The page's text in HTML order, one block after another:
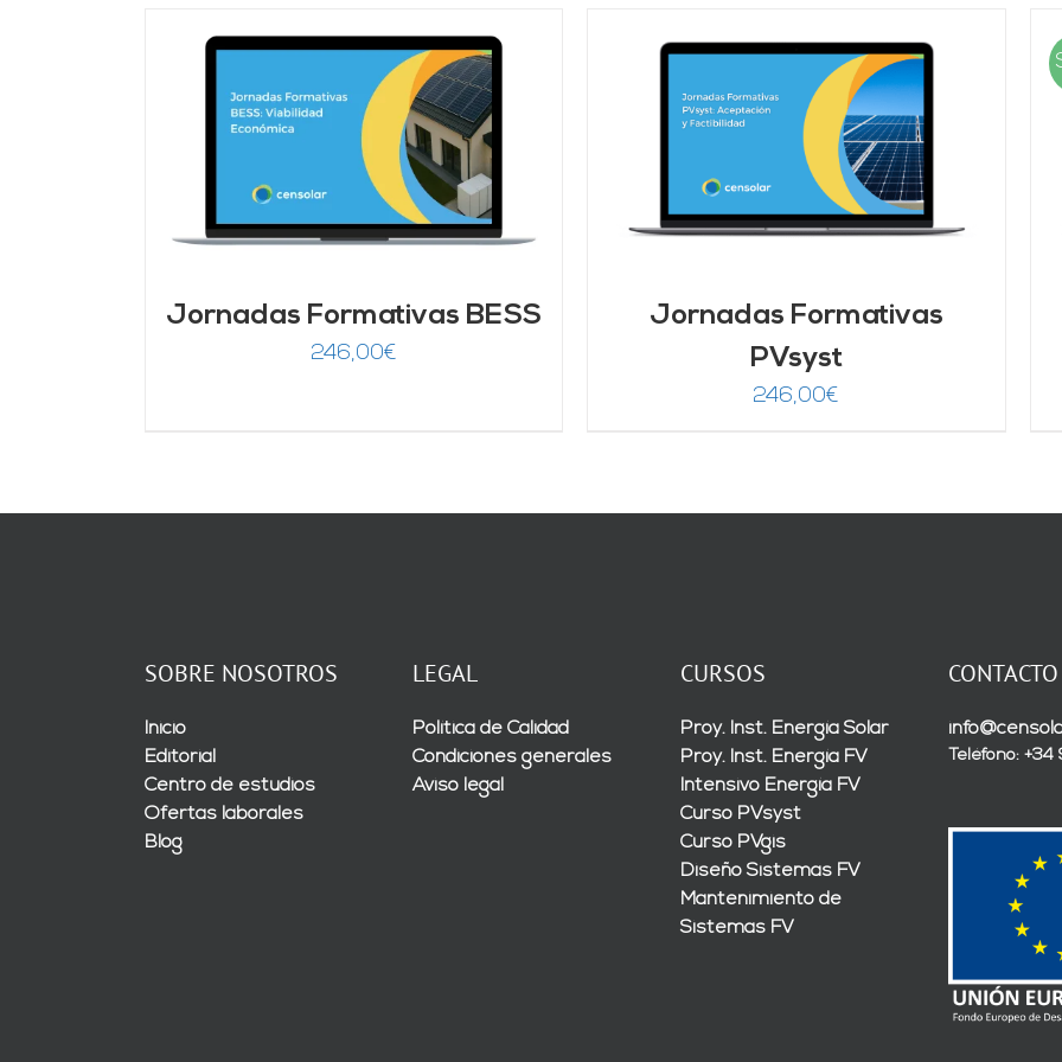
Jornadas Formativas BESS
246,00€
AÑADIR AL CARRITO / DETALLES
Jornadas Formativas
PVsyst
246,00€
AÑADIR AL CARRITO / DETALLES
SOBRE NOSOTROS
Inicio
Editorial
Centro de estudios
Ofertas laborales
Blog
LEGAL
Política de Calidad
Condiciones generales
Aviso legal
CURSOS
Proy. Inst. Energía Solar
Proy. Inst. Energía FV
Intensivo Energía FV
Curso PVsyst
Curso PVgis
Diseño Sistemas FV
Mantenimiento de
Sistemas FV
CONTACTO
Teléfono: